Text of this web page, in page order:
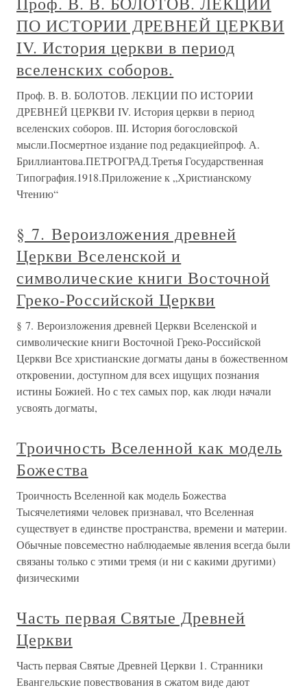
ПО ИСТОРИИ ДРЕВНЕЙ ЦЕРКВИ
IV. История церкви в период
вселенских соборов.
Проф. В. В. БОЛОТОВ. ЛЕКЦИИ ПО ИСТОРИИ
ДРЕВНЕЙ ЦЕРКВИ IV. История церкви в период
вселенских соборов. III. История богословской
мысли.Посмертное издание под редакциейпроф. А.
Бриллиантова.ПЕТРОГРАД.Третья Государственная
Типография.1918.Приложение к „Христианскому
Чтению“
§ 7. Вероизложения древней
Церкви Вселенской и
символические книги Восточной
Греко-Российской Церкви
§ 7. Вероизложения древней Церкви Вселенской и
символические книги Восточной Греко-Российской
Церкви Все христианские догматы даны в божественном
откровении, доступном для всех ищущих познания
истины Божией. Но с тех самых пор, как люди начали
усвоять догматы,
Троичность Вселенной как модель
Божества
Троичность Вселенной как модель Божества
Тысячелетиями человек признавал, что Вселенная
существует в единстве пространства, времени и материи.
Обычные повсеместно наблюдаемые явления всегда были
связаны только с этими тремя (и ни с какими другими)
физическими
Часть первая Святые Древней
Церкви
Часть первая Святые Древней Церкви 1. Странники
Евангельские повествования в сжатом виде дают